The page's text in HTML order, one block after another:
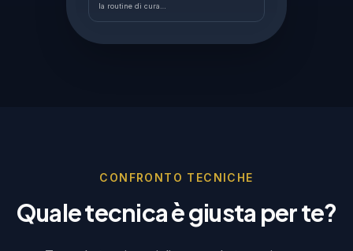
la routine di cura…
CONFRONTO TECNICHE
Quale tecnica è giusta per te?